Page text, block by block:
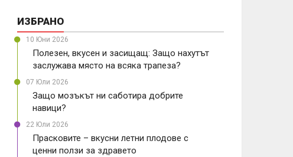
ИЗБРАНО
10 Юни 2026
Полезен, вкусен и засищащ: Защо нахутът
заслужава място на всяка трапеза?
07 Юли 2026
Защо мозъкът ни саботира добрите
навици?
22 Юли 2026
Прасковите – вкусни летни плодове с
ценни ползи за здравето